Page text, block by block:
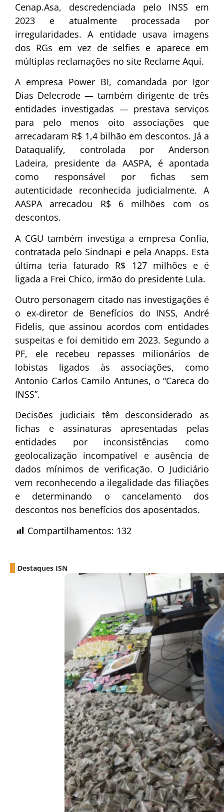
Cenap.Asa, descredenciada pelo INSS em
2023 e atualmente processada por
irregularidades. A entidade usava imagens
dos RGs em vez de selfies e aparece em
múltiplas reclamações no site Reclame Aqui.
A empresa Power BI, comandada por Igor
Dias Delecrode — também dirigente de três
entidades investigadas — prestava serviços
para pelo menos oito associações que
arrecadaram R$ 1,4 bilhão em descontos. Já a
Dataqualify, controlada por Anderson
Ladeira, presidente da AASPA, é apontada
como responsável por fichas sem
autenticidade reconhecida judicialmente. A
AASPA arrecadou R$ 6 milhões com os
descontos.
A CGU também investiga a empresa Confia,
contratada pelo Sindnapi e pela Anapps. Esta
última teria faturado R$ 127 milhões e é
ligada a Frei Chico, irmão do presidente Lula.
Outro personagem citado nas investigações é
o ex-diretor de Benefícios do INSS, André
Fidelis, que assinou acordos com entidades
suspeitas e foi demitido em 2023. Segundo a
PF, ele recebeu repasses milionários de
lobistas ligados às associações, como
Antonio Carlos Camilo Antunes, o “Careca do
INSS”.
Decisões judiciais têm desconsiderado as
fichas e assinaturas apresentadas pelas
entidades por inconsistências como
geolocalização incompatível e ausência de
dados mínimos de verificação. O Judiciário
vem reconhecendo a ilegalidade das filiações
e determinando o cancelamento dos
descontos nos benefícios dos aposentados.
Compartilhamentos: 132
Destaques ISN